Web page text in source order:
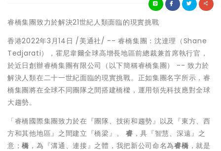
睿橋集團致力於解決21世紀人類面臨的現實挑戰
香港2022年3月14日 /美通社/ -- 睿橋集團：沈達理（Shane
Tedjarati），霍尼韋爾全球高增長地區前總裁兼首席執行官，
於近日創辦睿橋集團有限公司（以下簡稱睿橋集團） -- 致力於
解決人類在二十一世紀面臨的現實挑戰。正如集團名字所示，睿
橋集團將在全球不同團隊之間搭建橋樑，運用領先科技應對全球
大趨勢。
「睿橋國際集團致力於在 『團隊、技術和趨勢』 以及 『東方、西
方和其他地區』 之間建立 『橋梁』 。 睿 ，具『智慧、深遠』之
意；橋 ，為『溝通、連接』之體，我把新公司命名為睿橋 ，就是